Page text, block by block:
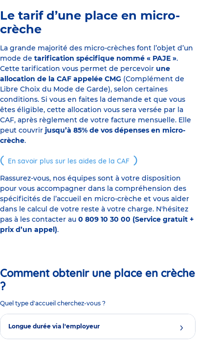
Le tarif d’une place en micro-
crèche
La grande majorité des micro-crèches font l’objet d’un
mode de tarification spécifique nommé « PAJE ».
Cette tarification vous permet de percevoir une
allocation de la CAF appelée CMG (Complément de
Libre Choix du Mode de Garde), selon certaines
conditions. Si vous en faites la demande et que vous
êtes éligible, cette allocation vous sera versée par la
CAF, après règlement de votre facture mensuelle. Elle
peut couvrir jusqu’à 85% de vos dépenses en micro-
crèche.
En savoir plus sur les aides de la CAF
Rassurez-vous, nos équipes sont à votre disposition
pour vous accompagner dans la compréhension des
spécificités de l’accueil en micro-crèche et vous aider
dans le calcul de votre reste à votre charge. N'hésitez
pas à les contacter au 0 809 10 30 00 (Service gratuit +
prix d’un appel).
Comment obtenir une place en crèche
?
Quel type d'accueil cherchez-vous ?
Longue durée via l'employeur